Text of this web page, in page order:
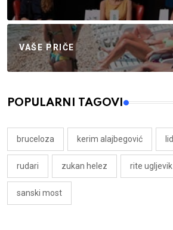
VAŠE PRIČE
POPULARNI TAGOVI
bruceloza kerim alajbegović lidl
rudari zukan helez rite ugljevik
sanski most